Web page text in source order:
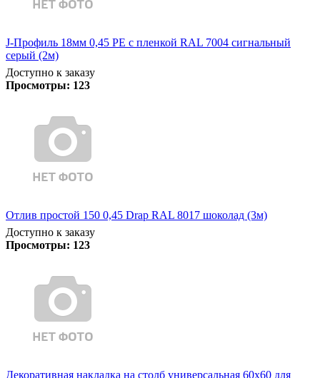
J-Профиль 18мм 0,45 PE с пленкой RAL 7004 сигнальный
серый (2м)
Доступно к заказу
Просмотры: 123
Отлив простой 150 0,45 Drap RAL 8017 шоколад (3м)
Доступно к заказу
Просмотры: 123
Декоративная накладка на столб универсальная 60х60 для